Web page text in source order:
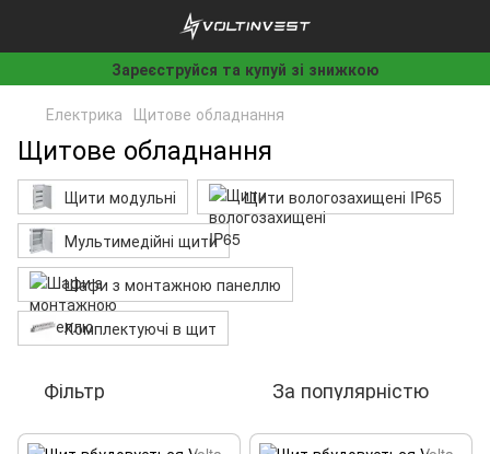
Зареєструйся та купуй зі знижкою
Електрика Щитове обладнання
Щитове обладнання
Щити модульні
Щити вологозахищені IP65
Мультимедійні щити
Шафи з монтажною панеллю
Комплектуючі в щит
Фільтр За популярністю